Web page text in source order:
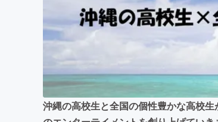
まちづくり・地域活性化
沖縄の高校生と全国の個性豊かな高校